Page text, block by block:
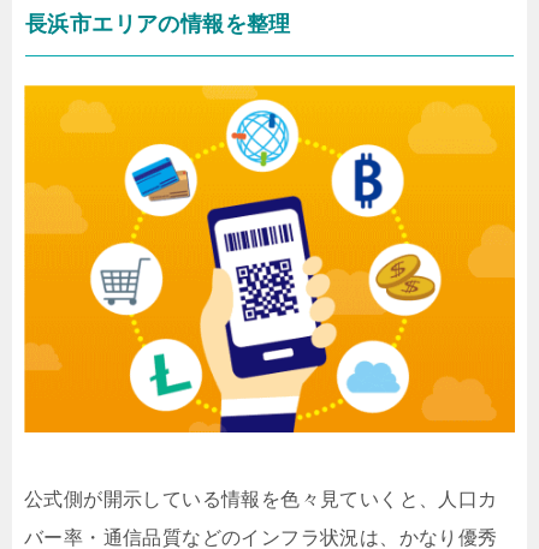
長浜市エリアの情報を整理
公式側が開示している情報を色々見ていくと、人口カ
バー率・通信品質などのインフラ状況は、かなり優秀